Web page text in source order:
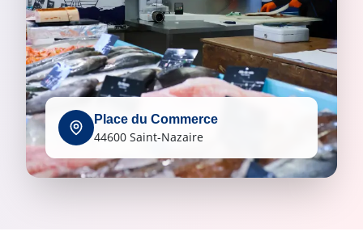
Place du Commerce
44600 Saint-Nazaire